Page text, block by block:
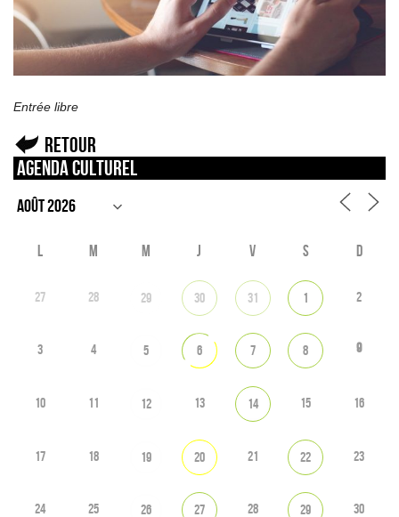
Entrée libre
Retour
Agenda culturel
L M M J V S D
27 28 29 30 31 1 2
3 4 5 6 7 8 9
10 11 12 13 14 15 16
17 18 19 20 21 22 23
24 25 26 27 28 29 30